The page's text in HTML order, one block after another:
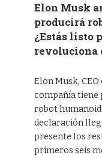
Elon Musk
producirá
¿Estás listo
revoluciona
Elon Musk,
compañía tiene
robot
declaración
presente los
primeros seis